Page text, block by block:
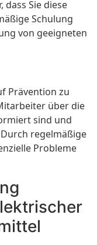
dass Sie diese
Schulung
von geeigneten
Prävention zu
über die
sind und
regelmäßige
Probleme